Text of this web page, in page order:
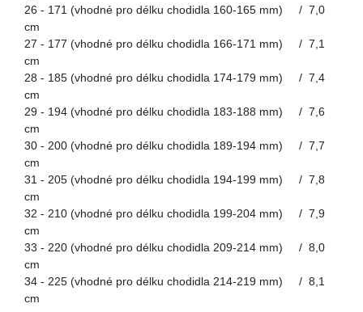
26 - 171 (vhodné pro délku chodidla 160-165 mm) / 7,0
cm
27 - 177 (vhodné pro délku chodidla 166-171 mm) / 7,1
cm
28 - 185 (vhodné pro délku chodidla 174-179 mm) / 7,4
cm
29 - 194 (vhodné pro délku chodidla 183-188 mm) / 7,6
cm
30 - 200 (vhodné pro délku chodidla 189-194 mm) / 7,7
cm
31 - 205 (vhodné pro délku chodidla 194-199 mm) / 7,8
cm
32 - 210 (vhodné pro délku chodidla 199-204 mm) / 7,9
cm
33 - 220 (vhodné pro délku chodidla 209-214 mm) / 8,0
cm
34 - 225 (vhodné pro délku chodidla 214-219 mm) / 8,1
cm